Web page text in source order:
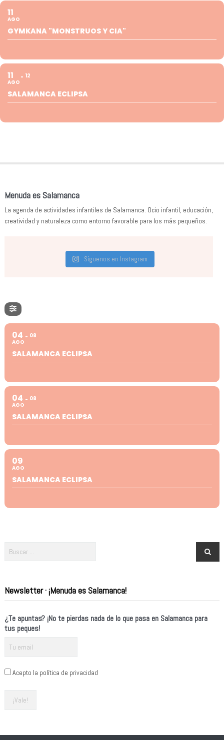
11
AGO
GYMKANA "MONSTRUOS Y CIA"
11
AGO
12
SALAMANCA ECLIPSA
Menuda es Salamanca
La agenda de actividades infantiles de Salamanca. Ocio infantil, educación,
creatividad y naturaleza como entorno favorable para los más pequeños.
Síguenos en Instagram
04
AGO
08
SALAMANCA ECLIPSA
04
AGO
08
SALAMANCA ECLIPSA
09
AGO
SALAMANCA ECLIPSA
Newsletter · ¡Menuda es Salamanca!
¿Te apuntas? ¡No te pierdas nada de lo que pasa en Salamanca para
tus peques!
Acepto la política de privacidad